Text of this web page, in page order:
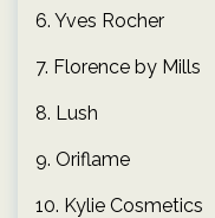
6. Yves Rocher
7. Florence by Mills
8. Lush
9. Oriflame
10. Kylie Cosmetics